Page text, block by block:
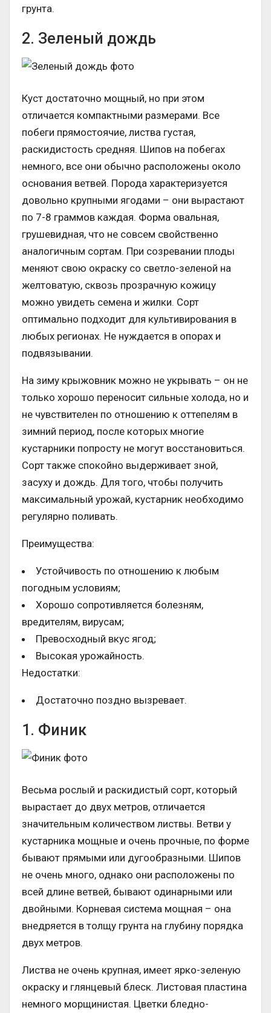
грунта.
2. Зеленый дождь
Куст достаточно мощный, но при этом
отличается компактными размерами. Все
побеги прямостоячие, листва густая,
раскидистость средняя. Шипов на побегах
немного, все они обычно расположены около
основания ветвей. Порода характеризуется
довольно крупными ягодами – они вырастают
по 7-8 граммов каждая. Форма овальная,
грушевидная, что не совсем свойственно
аналогичным сортам. При созревании плоды
меняют свою окраску со светло-зеленой на
желтоватую, сквозь прозрачную кожицу
можно увидеть семена и жилки. Сорт
оптимально подходит для культивирования в
любых регионах. Не нуждается в опорах и
подвязывании.
На зиму крыжовник можно не укрывать – он не
только хорошо переносит сильные холода, но и
не чувствителен по отношению к оттепелям в
зимний период, после которых многие
кустарники попросту не могут восстановиться.
Сорт также спокойно выдерживает зной,
засуху и дождь. Для того, чтобы получить
максимальный урожай, кустарник необходимо
регулярно поливать.
Преимущества:
Устойчивость по отношению к любым
погодным условиям;
Хорошо сопротивляется болезням,
вредителям, вирусам;
Превосходный вкус ягод;
Высокая урожайность.
Недостатки:
Достаточно поздно вызревает.
1. Финик
Весьма рослый и раскидистый сорт, который
вырастает до двух метров, отличается
значительным количеством листвы. Ветви у
кустарника мощные и очень прочные, по форме
бывают прямыми или дугообразными. Шипов
не очень много, однако они расположены по
всей длине ветвей, бывают одинарными или
двойными. Корневая система мощная – она
внедряется в толщу грунта на глубину порядка
двух метров.
Листва не очень крупная, имеет ярко-зеленую
окраску и глянцевый блеск. Листовая пластина
немного морщинистая. Цветки бледно-